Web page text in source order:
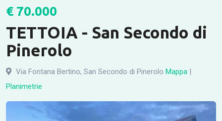
€ 70.000
TETTOIA - San Secondo di
Pinerolo
Via Fontana Bertino, San Secondo di Pinerolo Mappa |
Planimetrie